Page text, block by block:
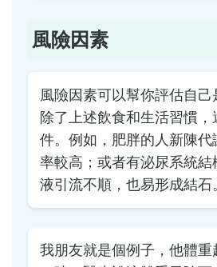
風險因素
風險因素可以幫你評估自己
除了上述飲食和生活習慣
件。例如，肥胖的人新陳代
率較高；或者有泌尿系統結
液引流不順，也易形成結石
我朋友就是個例子，他體重